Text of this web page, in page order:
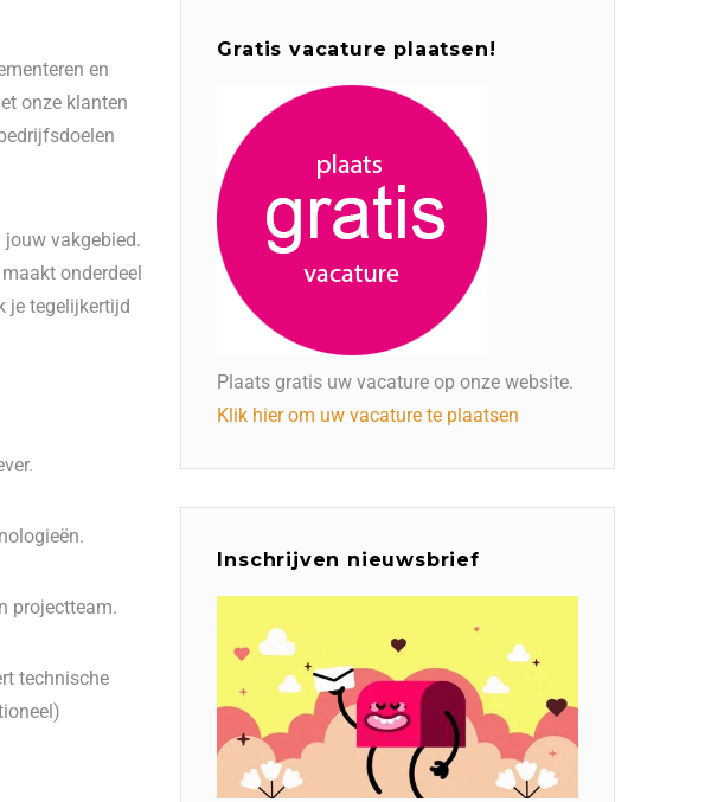
en
onze klanten
vakgebied.
onderdeel
je tegelijkertijd
projectteam.
technische
Gratis vacature plaatsen!
Plaats gratis uw vacature op onze website.
Klik hier om uw vacature te plaatsen
Inschrijven nieuwsbrief